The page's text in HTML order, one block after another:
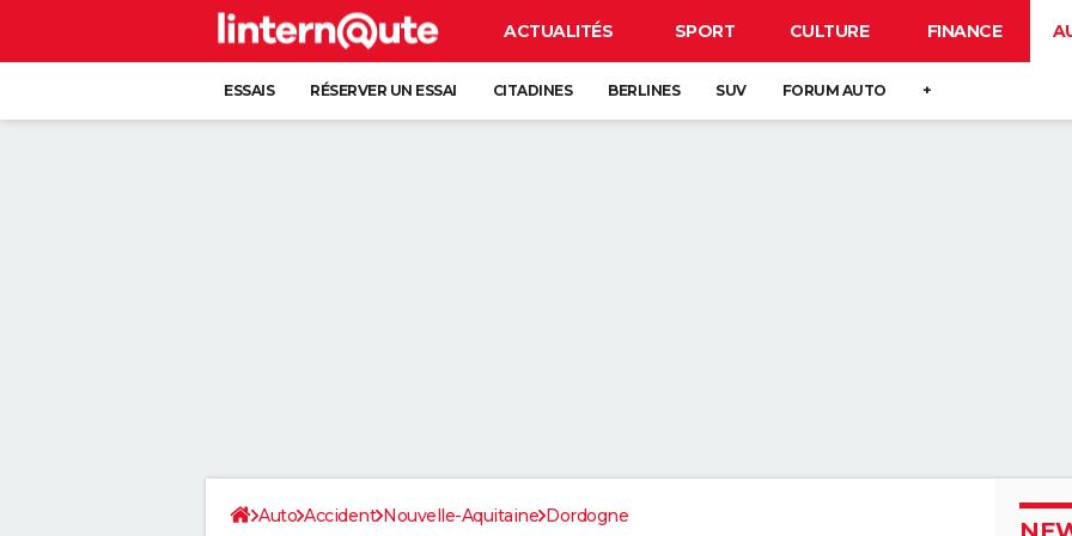
ACTUALITÉS SPORT CULTURE FINANCE
ESSAIS RÉSERVER UN ESSAI CITADINES BERLINES SUV FORUM AUTO +
Auto Accident Nouvelle-Aquitaine Dordogne